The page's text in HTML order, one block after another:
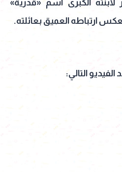
لابنته الكبرى اسم «قدرية»
ارتباطه العميق بعائلته.
التالي: